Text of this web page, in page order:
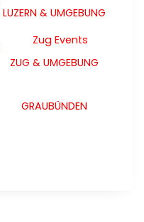
LUZERN & UMGEBUNG
ZUG & UMGEBUNG
GRAUBÜNDEN